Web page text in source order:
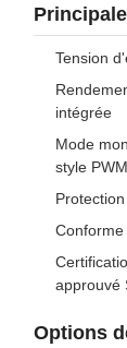
Tension
intégrée
Mode
style PWM
approuvé
Options